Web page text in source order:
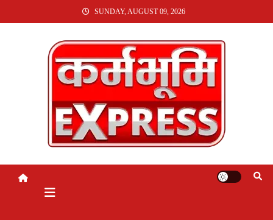
TO
SUNDAY, AUGUST 09, 2026
KARMABHUMI EXPRESS